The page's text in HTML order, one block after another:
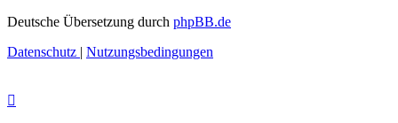
Deutsche Übersetzung durch phpBB.de
Datenschutz | Nutzungsbedingungen